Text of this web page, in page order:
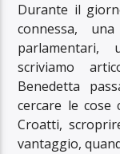
Durante il
connessa,
parlamentari,
scriviamo
Benedetta
cercare le cose
Croatti,
vantaggio,